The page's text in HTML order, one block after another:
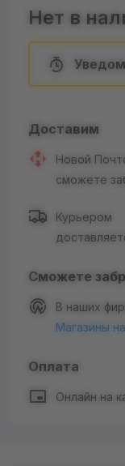
Нет в
Доставим
Новой
сможете
Курьером
Сможете
В наших
Магазины
Оплата
Онлайн на